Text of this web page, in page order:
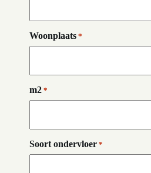
Woonplaats *
m2 *
Soort ondervloer *